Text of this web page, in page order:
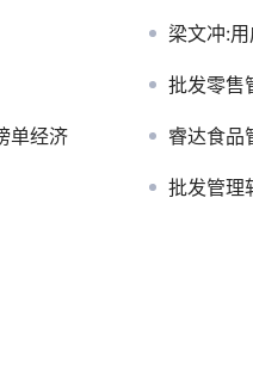
梁文冲:
批发零售管理
单经济 睿达食品
批发管理